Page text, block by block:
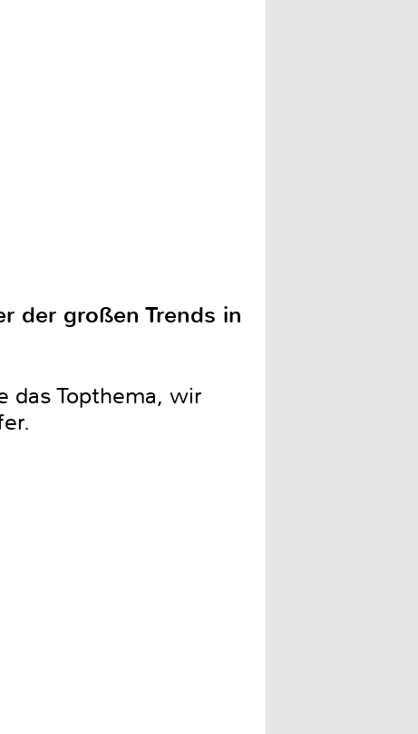
der großen Trends in
das Topthema, wir